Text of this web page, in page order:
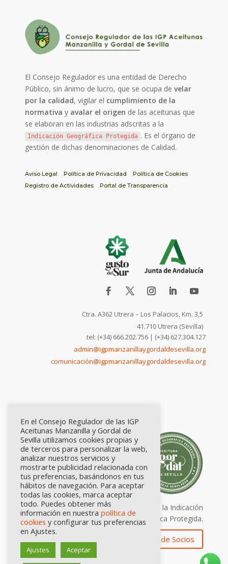
El Consejo Regulador es una entidad de Derecho
Público, sin ánimo de lucro, que se ocupa develar
por la calidad, vigilar el cumplimiento de la
normativa y avalar el origen de las aceitunas que
se elaboran en las industrias adscritas a la
Indicación Geográfica Protegida . Es el órgano de
gestión de dichas denominaciones de Calidad.
Aviso Legal Política de Privacidad
Política de Cookies
Registro de Actividades
Portal de Transparencia
Ctra. A362 Utrera – Los Palacios, Km. 3,5
41.710 Utrera (Sevilla)
tel: (+34) 666.202.756 | (+34) 627.304.127
admin@igpmanzanillaygordaldesevilla.org
comunicación@igpmanzanillaygordaldesevilla.org
Calidad certificada por Origen. Sellos de la Indicación
Geográfica Protegida.
Zona de Socios
En el Consejo Regulador de las IGP
Aceitunas Manzanilla y Gordal de
Sevilla utilizamos cookies propias y
de terceros para personalizar la web,
analizar nuestros servicios y
mostrarte publicidad relacionada con
tus preferencias, basándonos en tus
hábitos de navegación. Para aceptar
todas las cookies, marca aceptar
todo. Puedes obtener más
información en nuestra política de
cookies y configurar tus preferencias
en Ajustes.
Ajustes Aceptar